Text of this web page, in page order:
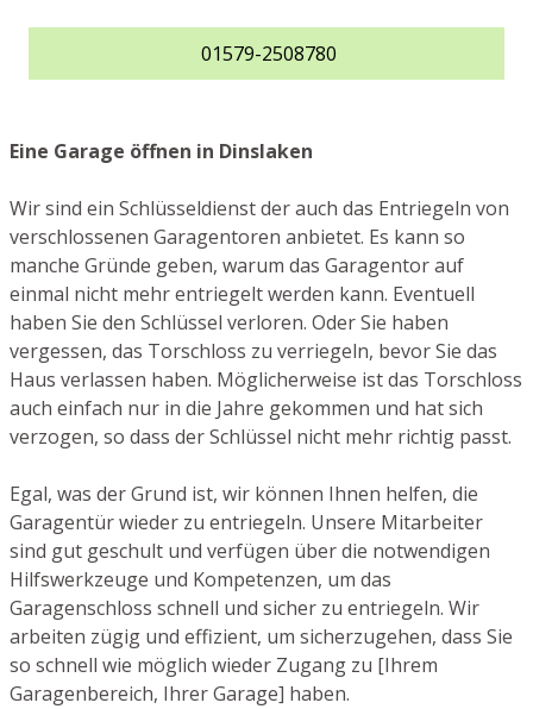
01579-2508780
Eine Garage öffnen in Dinslaken
Wir sind ein Schlüsseldienst der auch das Entriegeln von
verschlossenen Garagentoren anbietet. Es kann so
manche Gründe geben, warum das Garagentor auf
einmal nicht mehr entriegelt werden kann. Eventuell
haben Sie den Schlüssel verloren. Oder Sie haben
vergessen, das Torschloss zu verriegeln, bevor Sie das
Haus verlassen haben. Möglicherweise ist das Torschloss
auch einfach nur in die Jahre gekommen und hat sich
verzogen, so dass der Schlüssel nicht mehr richtig passt.
Egal, was der Grund ist, wir können Ihnen helfen, die
Garagentür wieder zu entriegeln. Unsere Mitarbeiter
sind gut geschult und verfügen über die notwendigen
Hilfswerkzeuge und Kompetenzen, um das
Garagenschloss schnell und sicher zu entriegeln. Wir
arbeiten zügig und effizient, um sicherzugehen, dass Sie
so schnell wie möglich wieder Zugang zu [Ihrem
Garagenbereich, Ihrer Garage] haben.